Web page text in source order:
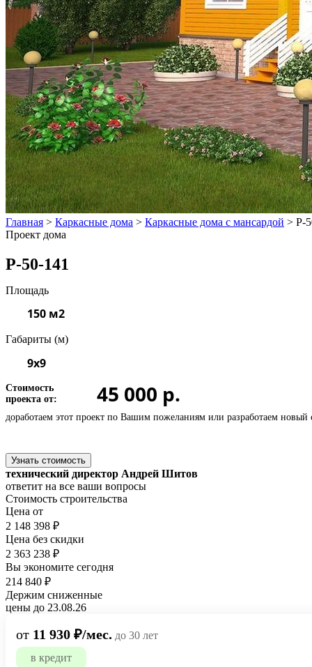
Главная > Каркасные дома > Каркасные дома с мансардой > P-
Проект дома
Р-50-141
Площадь
150 м2
Габариты (м)
9х9
Стоимость
проекта от:
45 000 р.
доработаем этот проект по Вашим пожеланиям или разработаем новый
Узнать стоимость
технический директор Андрей Шитов
ответит на все ваши вопросы
Стоимость строительства
Цена от
2 148 398 ₽
Цена без скидки
2 363 238 ₽
Вы экономите сегодня
214 840 ₽
Держим сниженные
цены до 23.08.26
от 11 930 ₽/мес. до 30 лет
в кредит